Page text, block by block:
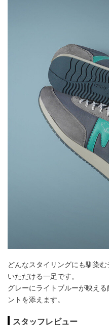
どんなスタイリングにも馴染
いただける一足です。
グレーにライトブルーが映え
ントを添えます。
スタッフレビュー